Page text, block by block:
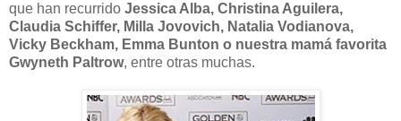
que han recurrido Jessica Alba, Christina Aguilera,
Claudia Schiffer, Milla Jovovich, Natalia Vodianova,
Vicky Beckham, Emma Bunton o nuestra mamá favorita
Gwyneth Paltrow, entre otras muchas.